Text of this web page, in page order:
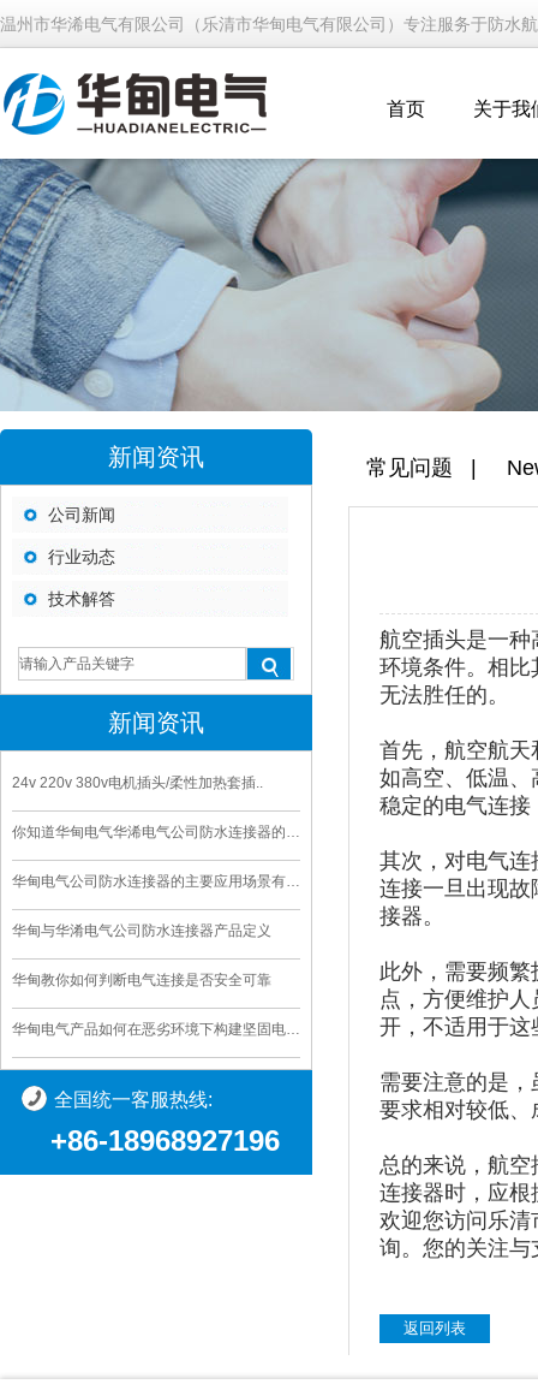
温州市华浠电气有限公司（乐清市华甸电气有限公司）专注服务于防水
首页 关于我
新闻资讯
公司新闻
行业动态
技术解答
新闻资讯
24v 220v 380v电机插头/柔性加热套插..
你知道华甸电气华浠电气公司防水连接器的寿命是多久
华甸电气公司防水连接器的主要应用场景有哪些
华甸与华淆电气公司防水连接器产品定义
华甸教你如何判断电气连接是否安全可靠
华甸电气产品如何在恶劣环境下构建坚固电气连接
全国统一客服热线:
+86-18968927196
常见问题
航空插头是一
环境条件。相
无法胜任的。
首先，航空航
如高空、低温
稳定的电气连
其次，对电气
连接一旦出现
接器。
此外，需要频
点，方便维护
开，不适用于这
需要注意的是
要求相对较低
总的来说，航
连接器时，应
欢迎您访问乐
询。您的关注与
返回列表